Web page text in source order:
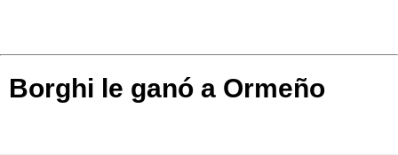
Borghi le ganó a Ormeño